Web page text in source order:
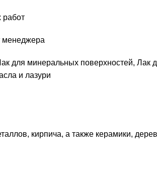
работ
менеджера
для минеральных поверхностей, Лак
и лазури
кирпича, а также керамики,